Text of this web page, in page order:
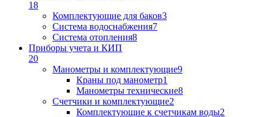
18
Комплектующие для баков3
Система водоснабжения7
Система отопления8
Приборы учета и КИП
20
Манометры и комплектующие9
Краны под манометр1
Манометры технические8
Счетчики и комплектующие2
Комплектующие к счетчикам воды2